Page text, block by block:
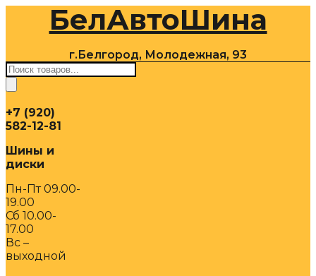
содержимомуБелАвтоШина
г.Белгород, Молодежная, 93
Поиск
товаров
+7 (920)
582-12-81
Шины и
диски
Пн-Пт 09.00-
19.00
Сб 10.00-
17.00
Вс –
выходной